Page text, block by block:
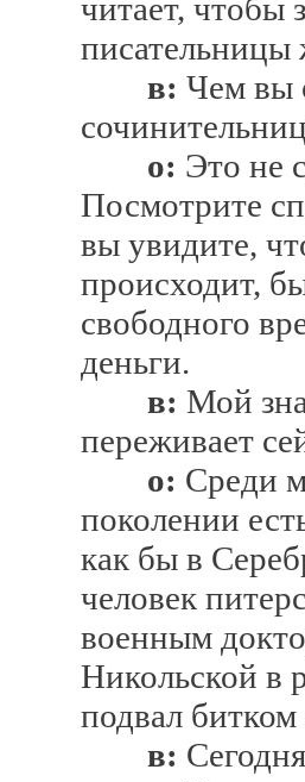
читает, чтобы
писательницы
в: Чем вы
о: Это не
Посмотрите
вы увидите,
происходит,
свободного
деньги.
в: Мой
переживает
о: Среди
поколении
как бы в
человек
военным
Никольской в
подвал битком
в: